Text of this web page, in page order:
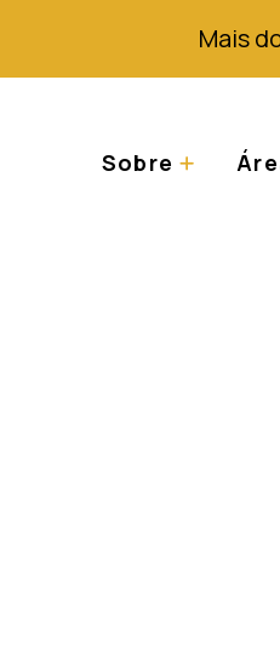
Mais
Sobre